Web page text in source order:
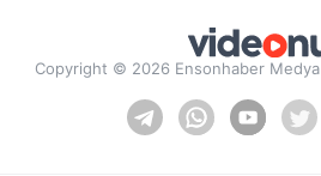
Copyright © 2026 Ensonhaber Medya